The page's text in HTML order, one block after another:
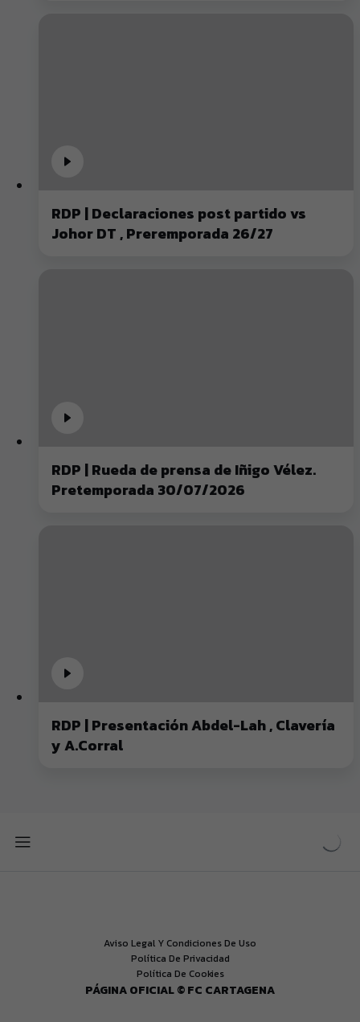
RDP | Declaraciones post partido vs
Johor DT , Preremporada 26/27
RDP | Rueda de prensa de Iñigo Vélez.
Pretemporada 30/07/2026
RDP | Presentación Abdel-Lah , Clavería
y A.Corral
Aviso Legal Y Condiciones De Uso
Política De Privacidad
Política De Cookies
PÁGINA OFICIAL © FC CARTAGENA